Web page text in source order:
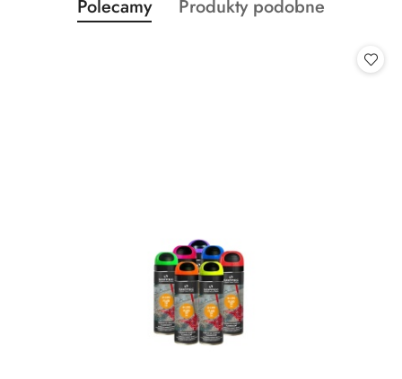
Pomiń karuzelę produktów
Produkty
o
Polecamy
Produkty
Produkty podobne